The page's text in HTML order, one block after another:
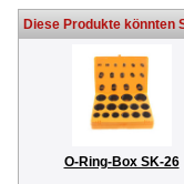
Diese Produkte könnten
O-Ring-Box SK-26